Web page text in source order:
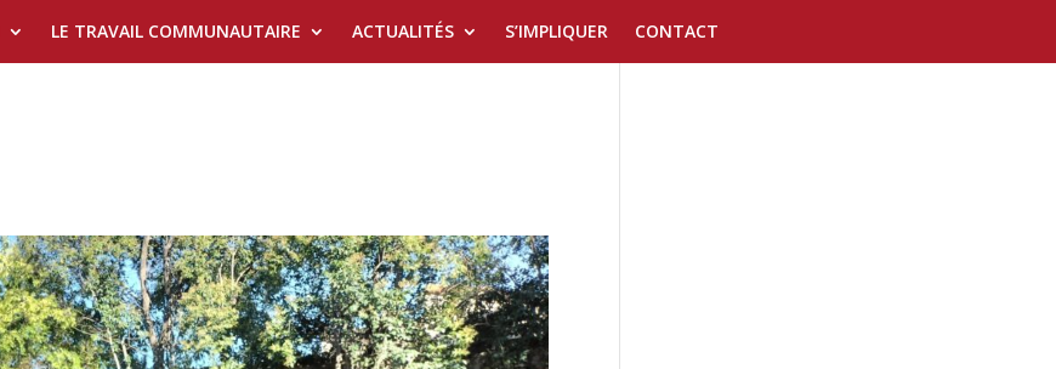
LE TRAVAIL COMMUNAUTAIRE ACTUALITÉS S’IMPLIQUER CONTACT